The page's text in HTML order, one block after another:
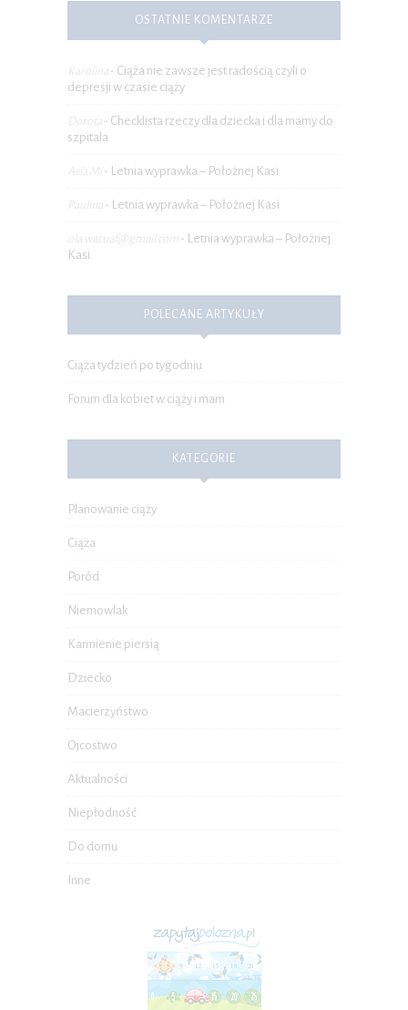
OSTATNIE KOMENTARZE
Karolina - Ciąża nie zawsze jest radością czyli o
depresji w czasie ciąży
Dorota - Checklista rzeczy dla dziecka i dla mamy do
szpitala
Asia Mi - Letnia wyprawka – Położnej Kasi
Paulina - Letnia wyprawka – Położnej Kasi
ola.wacuaf@gmail.com - Letnia wyprawka – Położnej
Kasi
POLECANE ARTYKUŁY
Ciąża tydzień po tygodniu
Forum dla kobiet w ciąży i mam
KATEGORIE
Planowanie ciąży
Ciąża
Poród
Niemowlak
Karmienie piersią
Dziecko
Macierzyństwo
Ojcostwo
Aktualności
Niepłodność
Do domu
Inne